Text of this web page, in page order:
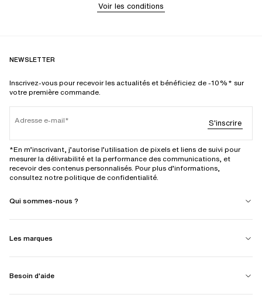
Voir les conditions
NEWSLETTER
Inscrivez-vous pour recevoir les actualités et bénéficiez de -10%* sur
votre première commande.
Adresse e-mail S'inscrire
*En m’inscrivant, j’autorise l’utilisation de pixels et liens de suivi pour
mesurer la délivrabilité et la performance des communications, et
recevoir des contenus personnalisés. Pour plus d’informations,
consultez notre politique de confidentialité.
Qui sommes-nous ?
Les marques
Besoin d'aide